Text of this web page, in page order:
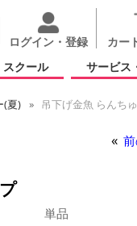
ログイン・登録 カー
スクール サービス
(夏)
吊下げ金魚 らんち
単品